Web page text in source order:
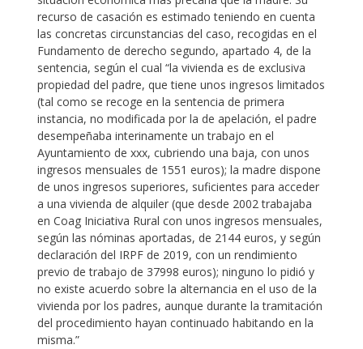
recurso de casación es estimado teniendo en cuenta
las concretas circunstancias del caso, recogidas en el
Fundamento de derecho segundo, apartado 4, de la
sentencia, según el cual “la vivienda es de exclusiva
propiedad del padre, que tiene unos ingresos limitados
(tal como se recoge en la sentencia de primera
instancia, no modificada por la de apelación, el padre
desempeñaba interinamente un trabajo en el
Ayuntamiento de xxx, cubriendo una baja, con unos
ingresos mensuales de 1551 euros); la madre dispone
de unos ingresos superiores, suficientes para acceder
a una vivienda de alquiler (que desde 2002 trabajaba
en Coag Iniciativa Rural con unos ingresos mensuales,
según las nóminas aportadas, de 2144 euros, y según
declaración del IRPF de 2019, con un rendimiento
previo de trabajo de 37998 euros); ninguno lo pidió y
no existe acuerdo sobre la alternancia en el uso de la
vivienda por los padres, aunque durante la tramitación
del procedimiento hayan continuado habitando en la
misma.”